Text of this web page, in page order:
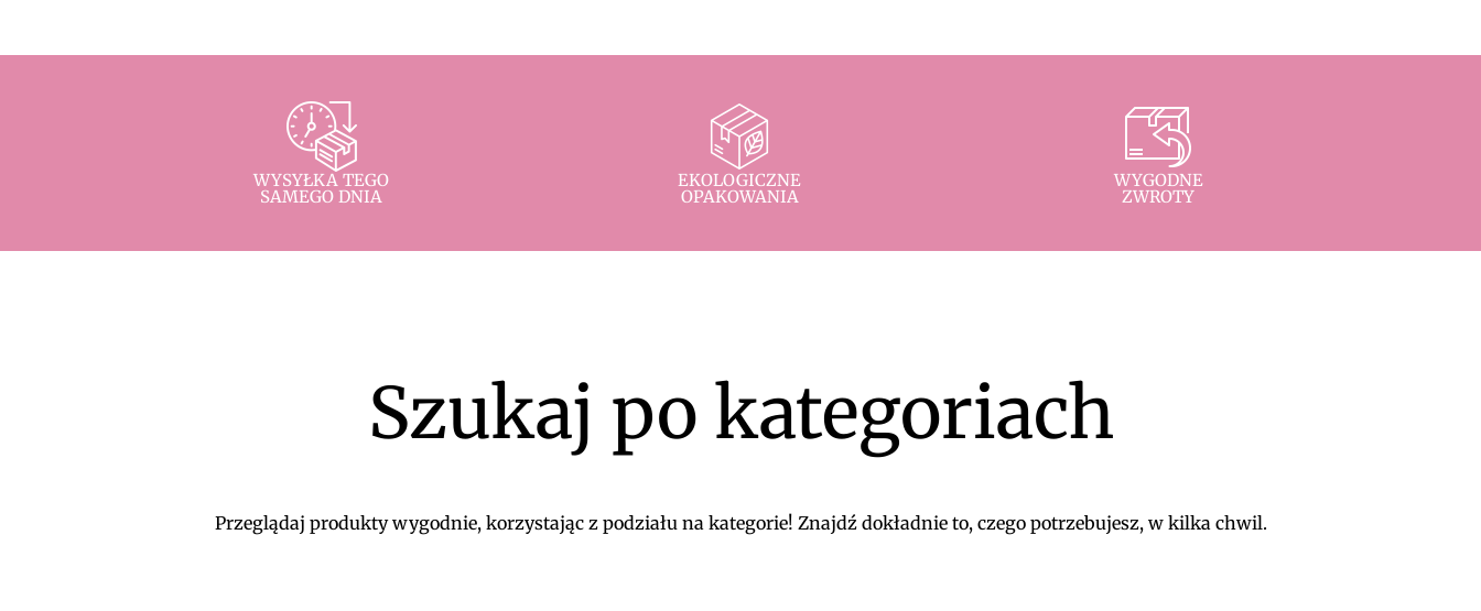
WYSYŁKA TEGO
SAMEGO DNIA
EKOLOGICZNE
OPAKOWANIA
WYGODNE
ZWROTY
Szukaj po kategoriach
Przeglądaj produkty wygodnie, korzystając z podziału na kategorie! Znajdź dokładnie to, czego potrzebujesz, w kilka chwil.